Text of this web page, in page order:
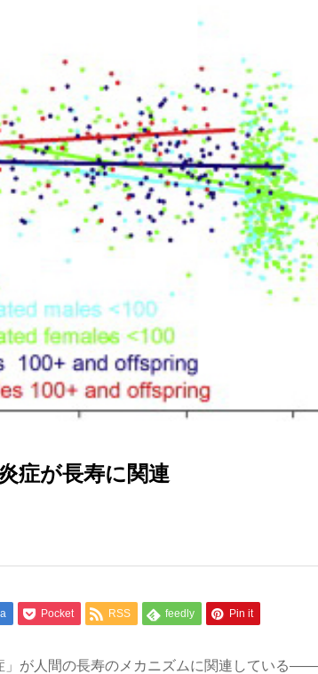
症が長寿に関連
Pocket RSS feedly Pin it
」が人間の長寿のメカニズムに関連している